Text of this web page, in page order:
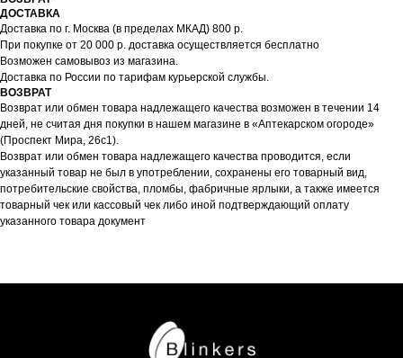
ДОСТАВКА
Доставка по г. Москва (в пределах МКАД) 800 р.
При покупке от 20 000 р. доставка осуществляется бесплатно
Возможен самовывоз из магазина.
Доставка по России по тарифам курьерской службы.
ВОЗВРАТ
Возврат или обмен товара надлежащего качества возможен в течении 14
дней, не считая дня покупки в нашем магазине в «Аптекарском огороде»
(Проспект Мира, 26с1).
Возврат или обмен товара надлежащего качества проводится, если
указанный товар не был в употреблении, сохранены его товарный вид,
потребительские свойства, пломбы, фабричные ярлыки, а также имеется
товарный чек или кассовый чек либо иной подтверждающий оплату
указанного товара документ